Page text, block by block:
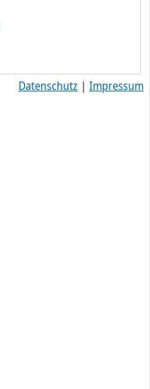
Datenschutz | Impressum